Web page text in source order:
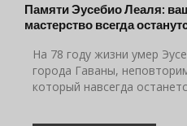
Памяти Эусебио Леаля:
мастерство всегда
На 78 году жизни умер
города Гаваны,
который навсегда